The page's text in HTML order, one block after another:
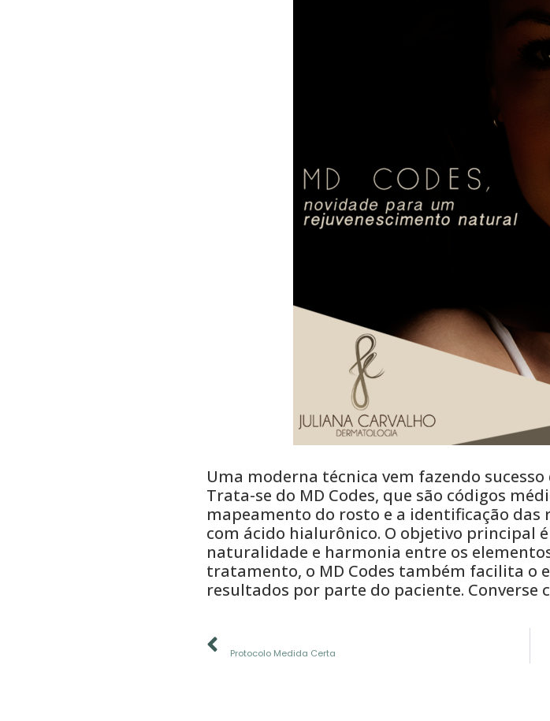
Uma moderna técnica vem fazendo
Trata-se do MD Codes, que são códigos
mapeamento do rosto e a identificação das
com ácido hialurônico. O objetivo principal
naturalidade e harmonia entre os
tratamento, o MD Codes também facilita o
resultados por parte do paciente. Converse
Protocolo Medida Certa